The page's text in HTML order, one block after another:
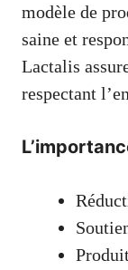
modèle de
saine et
Lactalis
respectant